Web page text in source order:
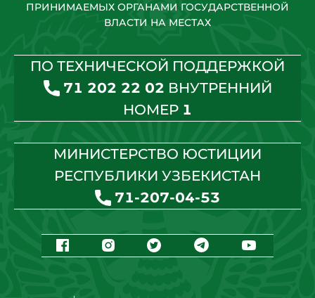
ПРИНИМАЕМЫХ ОРГАНАМИ ГОСУДАРСТВЕННОЙ
ВЛАСТИ НА МЕСТАХ
ПО ТЕХНИЧЕСКОЙ ПОДДЕРЖКОЙ
71 202 22 02 ВНУТРЕННИЙ
НОМЕР 1
МИНИСТЕРСТВО ЮСТИЦИИ
РЕСПУБЛИКИ УЗБЕКИСТАН
71-207-04-53